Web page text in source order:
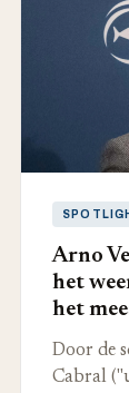
Arno
het
het
Door de
Cabral